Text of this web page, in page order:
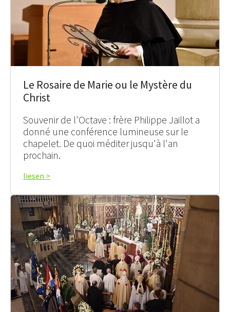
Le Rosaire de Marie ou le Mystère du
Christ
Souvenir de l'Octave : frère Philippe Jaillot a
donné une conférence lumineuse sur le
chapelet. De quoi méditer jusqu'à l'an
prochain.
liesen >